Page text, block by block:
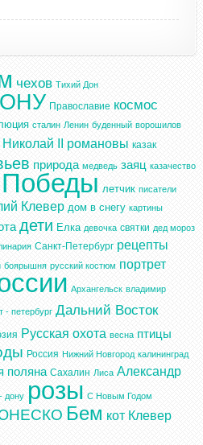
чехов Тихий Дон
Православие космос
сталин Ленин буденный ворошилов
Николай II романовы казак
природа медведь заяц казачество
летчик писатели
Клевер дом в снегу картины
дети Елка девочка святки дед мороз
Санкт-Петербург рецепты
боярышня русский костюм портрет
Архангельск владимир
- петербург Дальний Восток
Русская охота весна птицы
Россия Нижний Новгород калининград
поляна Сахалин Лиса Александр
дону розы С Новым Годом
Бем кот Клевер